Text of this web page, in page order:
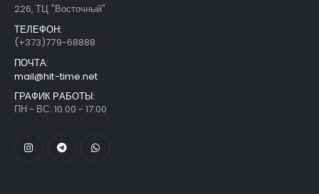
226, ТЦ "Восточный"
ТЕЛЕФОН:
(+373)779-68888
ПОЧТА:
mail@hit-time.net
ГРАФИК РАБОТЫ:
ПН - ВС: 10.00 - 17.00